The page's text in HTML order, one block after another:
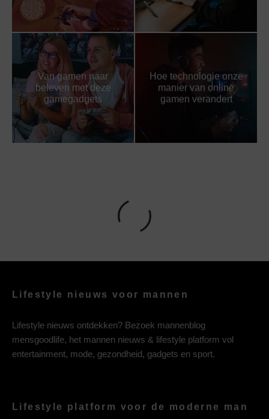
Van gamen naar
beleven met deze
gamegadgets
Hoe technologie onze
manier van online
gamen verandert
Lifestyle nieuws voor mannen
Lifestyle nieuws ontdekken? Bezoek mannenblog
mensgoodlife, het mannen nieuws & lifestyle platform vol
entertainment, mode, gezondheid, gadgets en sport.
Lifestyle platform voor de moderne man